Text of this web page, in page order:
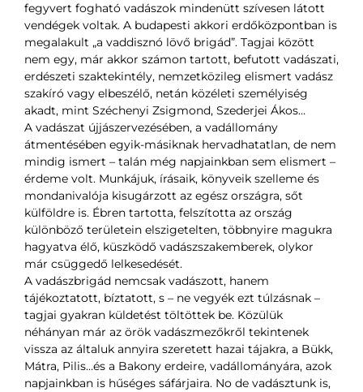
fegyvert fogható vadászok mindenütt szívesen látott
vendégek voltak. A budapesti akkori erdőközpontban is
megalakult „a vaddisznó lövő brigád”. Tagjai között
nem egy, már akkor számon tartott, befutott vadászati,
erdészeti szaktekintély, nemzetközileg elismert vadász
szakíró vagy elbeszélő, netán közéleti személyiség
akadt, mint Széchenyi Zsigmond, Szederjei Ákos…
A vadászat újjászervezésében, a vadállomány
átmentésében egyik-másiknak hervadhatatlan, de nem
mindig ismert – talán még napjainkban sem elismert –
érdeme volt. Munkájuk, írásaik, könyveik szelleme és
mondanivalója kisugárzott az egész országra, sőt
külföldre is. Ébren tartotta, felszította az ország
különböző területein elszigetelten, többnyire magukra
hagyatva élő, küszködő vadászszakemberek, olykor
már csüggedő lelkesedését.
A vadászbrigád nemcsak vadászott, hanem
tájékoztatott, bíztatott, s – ne vegyék ezt túlzásnak –
tagjai gyakran küldetést töltöttek be. Közülük
néhányan már az örök vadászmezőkről tekintenek
vissza az általuk annyira szeretett hazai tájakra, a Bükk,
Mátra, Pilis…és a Bakony erdeire, vadállományára, azok
napjainkban is hűséges sáfárjaira. No de vadásztunk is,